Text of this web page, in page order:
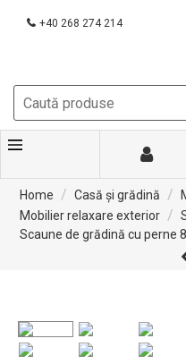
+40 268 274 214
Home / Casă și grădină /
Mobilier relaxare exterior /
Scaune de grădină cu perne